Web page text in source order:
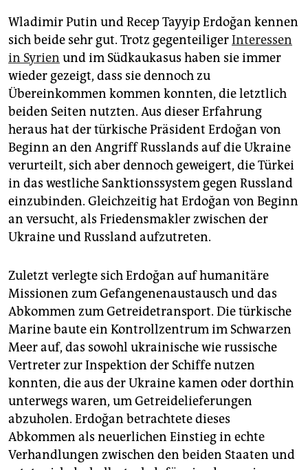
Wladimir Putin und Recep Tayyip Erdoğan kennen
sich beide sehr gut. Trotz gegenteiligerInteressen
in Syrien und im Südkaukasus haben sie immer
wieder gezeigt, dass sie dennoch zu
Übereinkommen kommen konnten, die letztlich
beiden Seiten nutzten. Aus dieser Erfahrung
heraus hat der türkische Präsident Erdoğan von
Beginn an den Angriff Russlands auf die Ukraine
verurteilt, sich aber dennoch geweigert, die Türkei
in das westliche Sanktionssystem gegen Russland
einzubinden. Gleichzeitig hat Erdoğan von Beginn
an versucht, als Friedensmakler zwischen der
Ukraine und Russland aufzutreten.
Zuletzt verlegte sich Erdoğan auf humanitäre
Missionen zum Gefangenenaustausch und das
Abkommen zum Getreidetransport. Die türkische
Marine baute ein Kontrollzentrum im Schwarzen
Meer auf, das sowohl ukrainische wie russische
Vertreter zur Inspektion der Schiffe nutzen
konnten, die aus der Ukraine kamen oder dorthin
unterwegs waren, um Getreidelieferungen
abzuholen. Erdoğan betrachtete dieses
Abkommen als neuerlichen Einstieg in echte
Verhandlungen zwischen den beiden Staaten und